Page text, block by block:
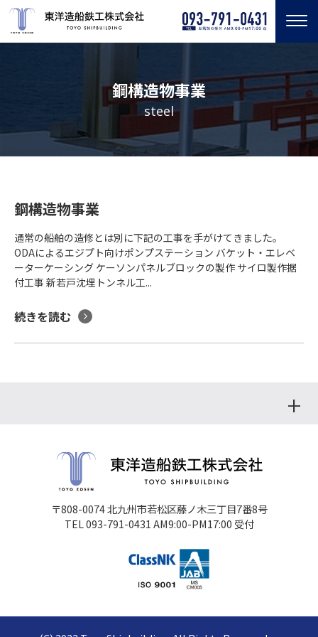
鋼構造物事業
steel
鋼構造物事業
通常の船舶の造修とは別に下記の工事を手がけてきました。
ODAによるエジプト向けポンプステーション バケット・エレベ
ーターケーシング ケーソンパネルブロックの製作 サイロ製作据
付工事 新若戸沈埋トンネル工...
続きを読む
〒808-0074 北九州市若松区藤ノ木三丁目7番8号
TEL 093-791-0431 AM9:00-PM17:00 受付